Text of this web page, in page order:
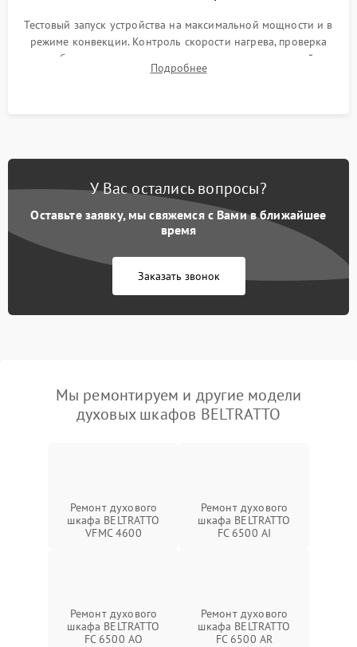
Тестовый запуск устройства на максимальной мощности и в
режиме конвекции. Контроль скорости нагрева, проверка
срабатывания термостата при достижении заданной
температуры и тест на отсутствие утечек тока.
Подробнее
У Вас остались вопросы?
Оставьте заявку, мы свяжемся с Вами в ближайшее
время
Заказать звонок
Мы ремонтируем и другие модели
духовых шкафов BELTRATTO
Ремонт духового
шкафа BELTRATTO
VFMC 4600
Ремонт духового
шкафа BELTRATTO
FC 6500 AI
Ремонт духового
шкафа BELTRATTO
FC 6500 AO
Ремонт духового
шкафа BELTRATTO
FC 6500 AR